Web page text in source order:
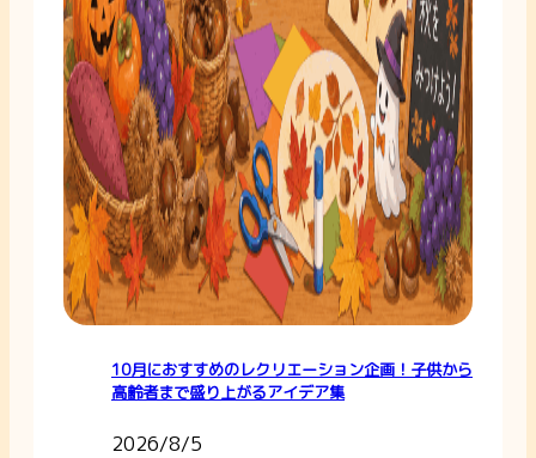
10月におすすめのレクリエーション企画！子供から
高齢者まで盛り上がるアイデア集
2026/8/5